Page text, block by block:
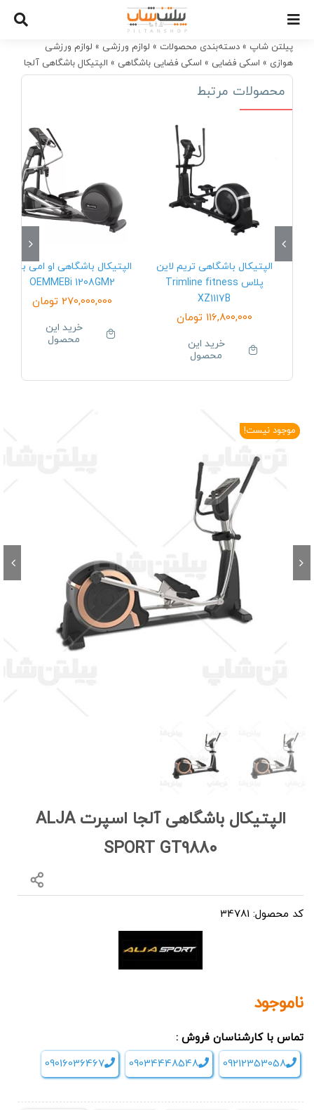
contentپیلتن شاپ » دسته‌بندی محصولات » لوازم ورزشی » لوازم ورزشی
هوازی » اسکی فضایی » اسکی فضایی باشگاهی » الپتیکال باشگاهی آلجا
اسپرت ALJA SPORT GT9880
محصولات مرتبط
الپتیکال باشگاهی تریم لاین
پلاس Trimline fitness
XZ1117B
116,800,000 تومان
خرید این
محصول
الپتیکال باشگاهی او امی بای
OEMMEBi 1208GM2
270,000,000 تومان
خرید این
محصول
موجود نیست!
الپتیکال باشگاهی آلجا اسپرت ALJA
SPORT GT9880
کد محصول: 34781
ناموجود
تماس با کارشناسان فروش :
09212353058
09034448548
09016036467